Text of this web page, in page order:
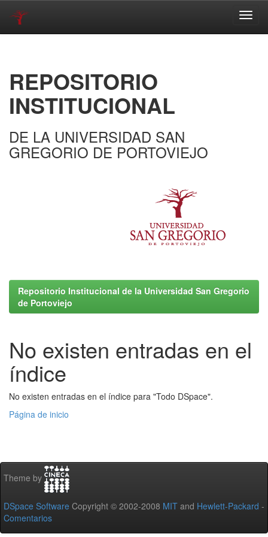
REPOSITORIO
INSTITUCIONAL
DE LA UNIVERSIDAD SAN
GREGORIO DE PORTOVIEJO
Repositorio Institucional de la Universidad San Gregorio
de Portoviejo
No existen entradas en el
índice
No existen entradas en el índice para "Todo DSpace".
Página de inicio
Theme by
DSpace Software Copyright © 2002-2008 MIT and Hewlett-Packard -
Comentarios